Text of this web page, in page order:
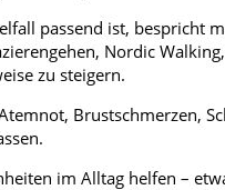
passend ist, bespricht
Nordic
zu steigern.
Brustschmerzen,
im Alltag helfen –